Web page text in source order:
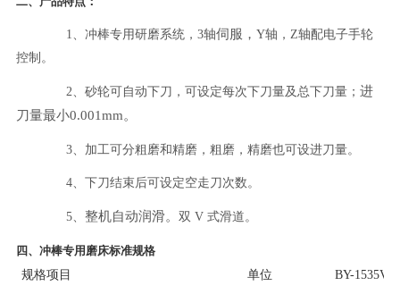
1、 冲棒专用研磨系统， 3轴伺服 ， Y轴，Z轴配电子手轮
控制。
2、 砂轮可自动下刀，可设定每次下刀量及总下刀量； 进
刀量最小0.001mm。
3、 加工可分粗磨和精磨，粗磨，精磨也可设进刀量。
4、 下刀结束后可设定空走刀次数。
5、 整机自动润滑。 双 V 式滑道。
四、冲棒专用磨床标准规格
规格项目
单位
BY-1535V